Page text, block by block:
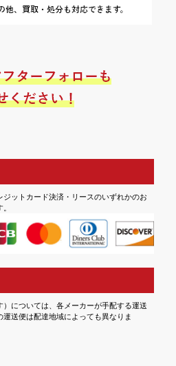
ジットカード決済・リースのいずれかのお
については、各メーカーが手配する運送
送便は配達地域によっても異なりま